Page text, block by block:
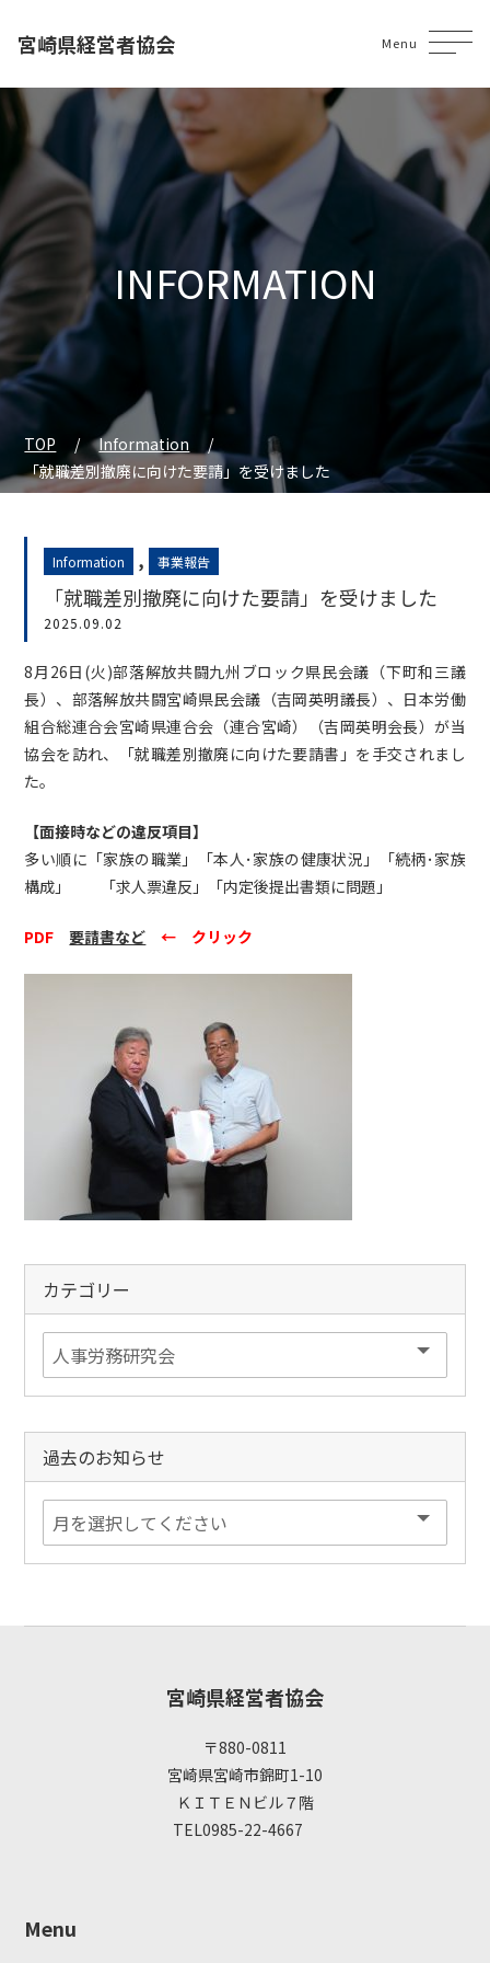
宮崎県経営者協会 Menu
INFORMATION
TOP
Information
「就職差別撤廃に向けた要請」を受けました
Information , 事業報告
「就職差別撤廃に向けた要請」を受けました
2025.09.02
8月26日(火)部落解放共闘九州ブロック県民会議（下町和三議
長）、部落解放共闘宮崎県民会議（吉岡英明議長）、日本労働
組合総連合会宮崎県連合会（連合宮崎）（吉岡英明会長）が当
協会を訪れ、「就職差別撤廃に向けた要請書」を手交されまし
た。
【面接時などの違反項目】
多い順に「家族の職業」「本人･家族の健康状況」「続柄･家族
構成」 「求人票違反」「内定後提出書類に問題」
PDF要請書など ← クリック
カテゴリー
過去のお知らせ
宮崎県経営者協会
〒880-0811
宮崎県宮崎市錦町1-10
ＫＩＴＥＮビル７階
TEL0985-22-4667
Menu